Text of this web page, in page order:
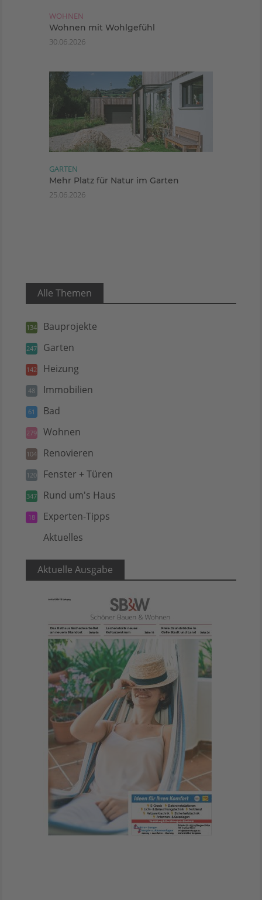
WOHNEN
Wohnen mit Wohlgefühl
30.06.2026
GARTEN
Mehr Platz für Natur im Garten
25.06.2026
Alle Themen
134 Bauprojekte
247 Garten
142 Heizung
48 Immobilien
61 Bad
279 Wohnen
104 Renovieren
120 Fenster + Türen
347 Rund um's Haus
18 Experten-Tipps
Aktuelles
Aktuelle Ausgabe